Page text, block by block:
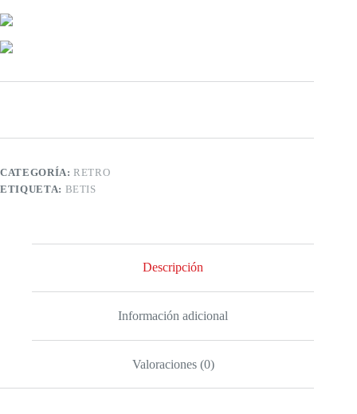
CATEGORÍA:RETRO
ETIQUETA: BETIS
Descripción
Información adicional
Valoraciones (0)